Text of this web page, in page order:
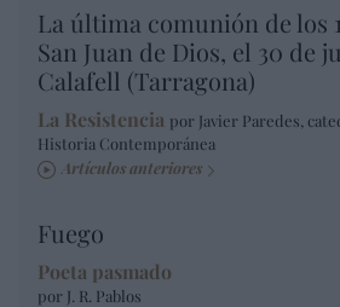
La última comunión de los
San Juan de Dios, el 30 de
Calafell (Tarragona)
La Resistencia por Javier Paredes,
Historia Contemporánea
Artículos anteriores
Fuego
Poeta pasmado
por J. R. Pablos